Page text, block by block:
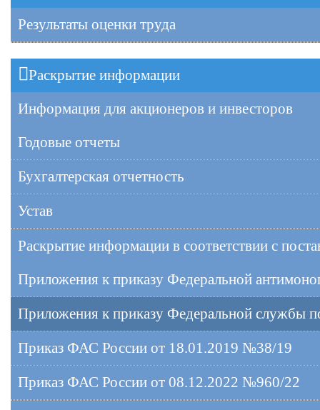
Результаты оценки труда
Раскрытие информации
Информация для акционеров и инвесторов
Годовые отчеты
Бухгалтерская отчетность
Устав
Раскрытие информации в соответствии с
Приложения к приказу Федеральной
Приложения к приказу Федеральной службы
Приказ ФАС России от 18.01.2019 №38/19
Приказ ФАС России от 08.12.2022 №960/22